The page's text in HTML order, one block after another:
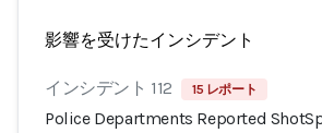
影響を受けたインシデント
インシデント 112 15 レポート
Police Departments Reported